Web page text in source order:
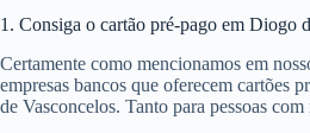
1. Consiga o cartão pré-pago em Diogo
Certamente como mencionamos em
empresas bancos que oferecem cartões
de Vasconcelos. Tanto para pessoas